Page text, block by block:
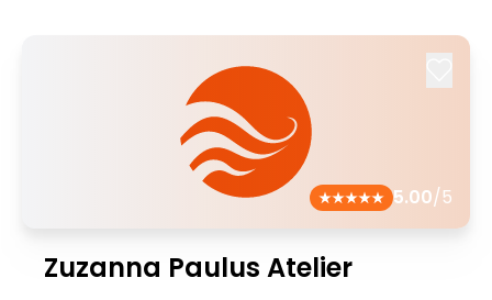
5.00/5
Zuzanna Paulus Atelier